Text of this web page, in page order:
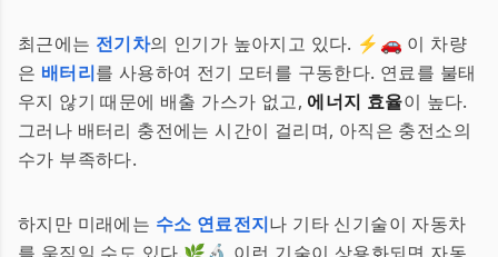
최근에는 전기차의 인기가 높아지고 있다. ⚡️🚗 이 차량
은 배터리를 사용하여 전기 모터를 구동한다. 연료를 불태
우지 않기 때문에 배출 가스가 없고, 에너지 효율이 높다.
그러나 배터리 충전에는 시간이 걸리며, 아직은 충전소의
수가 부족하다.
하지만 미래에는 수소 연료전지나 기타 신기술이 자동차